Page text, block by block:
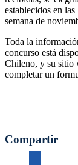
establecidos en
semana de
Toda la
concurso está
Chileno, y su sitio
completar un
Compartir